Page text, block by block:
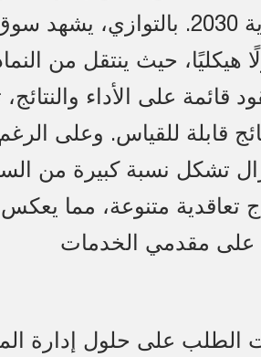
كعامل تمكين رئيسي لأهداف رؤية 2030. بالتوازي، يشهد
هيكليًا، حيث ينتقل من
قائمة على الأداء والنتائج،
قابلة للقياس. وعلى
تشكل نسبة كبيرة من
تعاقدية متنوعة، مما يعكس
على مقدمي الخدمات
الطلب على حلول إدارة